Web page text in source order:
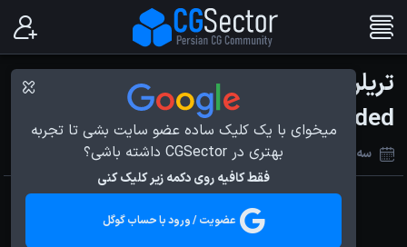
میخوای با یک کلیک ساده عضو سایت بشی تا تجربه
بهتری در CGSector داشته باشی؟
فقط کافیه روی دکمه زیر کلیک کنی
عضویت / ورود با حساب گوگل
تریلر بازی Legends of Runeterra -
Empires of the Ascended
سه‌شنبه 29 آذر 1401